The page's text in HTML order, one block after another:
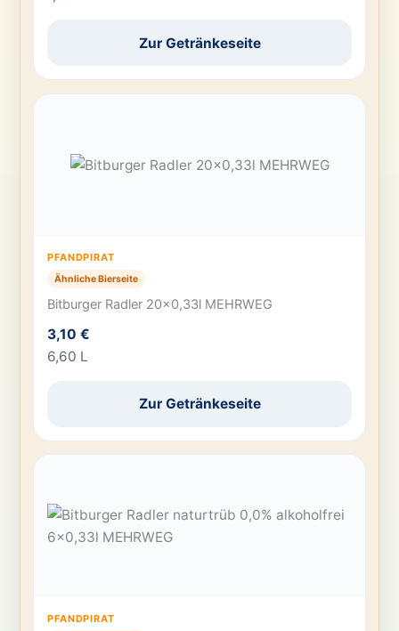
Zur Getränkeseite
PFANDPIRAT
Ähnliche Bierseite
Bitburger Radler 20×0,33l MEHRWEG
3,10 €
6,60 L
Zur Getränkeseite
PFANDPIRAT